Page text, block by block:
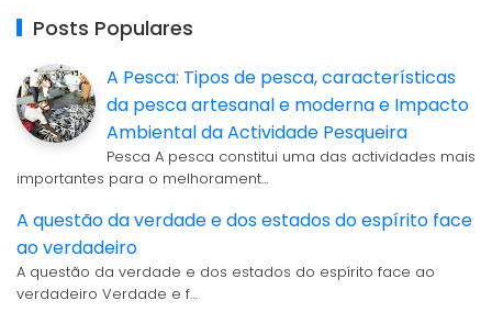
Posts Populares
A Pesca: Tipos de pesca, características
da pesca artesanal e moderna e Impacto
Ambiental da Actividade Pesqueira
Pesca A pesca constitui uma das actividades mais
importantes para o melhorament…
A questão da verdade e dos estados do espírito face
ao verdadeiro
A questão da verdade e dos estados do espírito face ao
verdadeiro Verdade e f…